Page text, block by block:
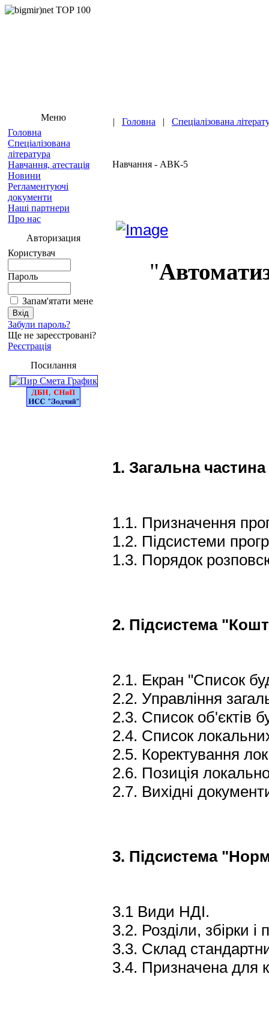
Меню
Головна
Спеціалізована
література
Навчання, атестація
Новини
Регламентуючі
документи
Наші партнери
Про нас
Авторизация
Користувач
Пароль
Запам'ятати мене
Забули пароль?
Ще не зареєстровані?
Реєстрація
Посилання
| Головна | Спеціалізована
Навчання - АВК-5
"
1. Загальна частина
1.1. Призначення
1.2. Підсистеми
1.3. Порядок
2. Підсистема
2.1. Екран "Список
2.2. Управління
2.3. Список об'єктів
2.4. Список
2.5. Коректування
2.6. Позиція
2.7. Вихідні
3. Підсистема
3.1 Види НДІ.
3.2. Розділи, збірки
3.3. Склад
3.4. Призначена для